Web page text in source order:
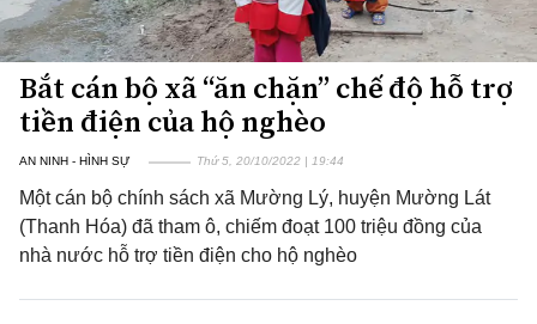
Bắt cán bộ xã “ăn chặn” chế độ hỗ trợ
tiền điện của hộ nghèo
AN NINH - HÌNH SỰ Thứ 5, 20/10/2022 | 19:44
Một cán bộ chính sách xã Mường Lý, huyện Mường Lát
(Thanh Hóa) đã tham ô, chiếm đoạt 100 triệu đồng của
nhà nước hỗ trợ tiền điện cho hộ nghèo